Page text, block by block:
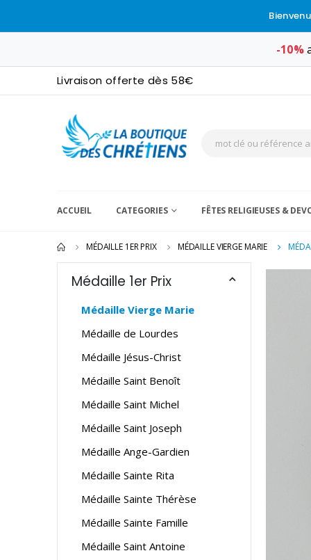
-10%
Livraison offerte dès 58€
ACCUEIL CATEGORIES FÊTES RELIGIEUSES &
MÉDAILLE 1ER PRIX MÉDAILLE VIERGE MARIE
Médaille 1er Prix
Médaille Vierge Marie
Médaille de Lourdes
Médaille Jésus-Christ
Médaille Saint Benoît
Médaille Saint Michel
Médaille Saint Joseph
Médaille Ange-Gardien
Médaille Sainte Rita
Médaille Sainte Thérèse
Médaille Sainte Famille
Médaille Saint Antoine